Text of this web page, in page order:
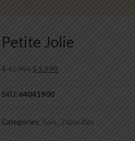
Petite Jolie
$42.990$ 5.990
SKU: 64041900
Categories: Sale, Zapatillas